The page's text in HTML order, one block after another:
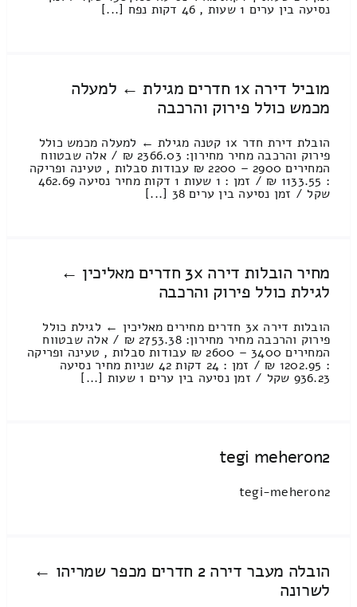
נסיעה בין ערים 1 שעות , 46 דקות נפח [...]
מוביל דירה 1x חדרים מגילת ← למעלה
מכמש כולל פירוק והרכבה
הובלת דירת חדר 1x קטנה מגילת ← למעלה מכמש כולל
פירוק והרכבה מחיר מחירון: 2366.03 ₪ / אלה שבטווח
המחירים 2900 – 2200 ₪ עבודות סבלות , טעינה ופריקה
: 1133.55 ₪ / זמן : 1 שעות 1 דקות מחיר נסיעה 462.69
שקל / זמן נסיעה בין ערים 38 [...]
מחיר הובלות דירה 3x חדרים מאליכין ←
לגילת כולל פירוק והרכבה
הובלות דירה 3x חדרים מחירים מאליכין ← לגילת כולל
פירוק והרכבה מחיר מחירון: 2753.38 ₪ / אלה שבטווח
המחירים 3400 – 2600 ₪ עבודות סבלות , טעינה ופריקה
: 1202.95 ₪ / זמן : 24 דקות 42 שניות מחיר נסיעה
936.23 שקל / זמן נסיעה בין ערים 1 שעות [...]
tegi meheron2
tegi-meheron2
הובלה מעבר דירה 2 חדרים מכפר שמריהו ←
לשרונה